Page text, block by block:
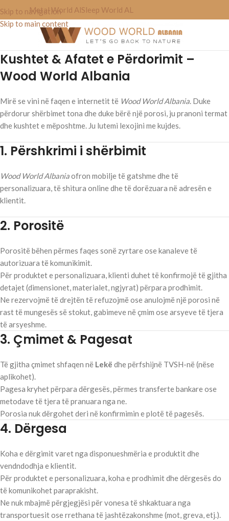
Skip to navigation
Skip to main content
Metal World AlSleep World AL
Kushtet & Afatet e Përdorimit –
Wood World Albania
Mirë se vini në faqen e internetit të Wood World Albania. Duke
përdorur shërbimet tona dhe duke bërë një porosi, ju pranoni termat
dhe kushtet e mëposhtme. Ju lutemi lexojini me kujdes.
1. Përshkrimi i shërbimit
Wood World Albaniaofron mobilje të gatshme dhe të
personalizuara, të shitura online dhe të dorëzuara në adresën e
klientit.
2. Porositë
Porositë bëhen përmes faqes sonë zyrtare ose kanaleve të
autorizuara të komunikimit.
Për produktet e personalizuara, klienti duhet të konfirmojë të gjitha
detajet (dimensionet, materialet, ngjyrat) përpara prodhimit.
Ne rezervojmë të drejtën të refuzojmë ose anulojmë një porosi në
rast të mungesës së stokut, gabimeve në çmim ose arsyeve të tjera
të arsyeshme.
3. Çmimet & Pagesat
Të gjitha çmimet shfaqen në Lekë dhe përfshijnë TVSH-në (nëse
aplikohet).
Pagesa kryhet përpara dërgesës, përmes transferte bankare ose
metodave të tjera të pranuara nga ne.
Porosia nuk dërgohet deri në konfirmimin e plotë të pagesës.
4. Dërgesa
Koha e dërgimit varet nga disponueshmëria e produktit dhe
vendndodhja e klientit.
Për produktet e personalizuara, koha e prodhimit dhe dërgesës do
të komunikohet paraprakisht.
Ne nuk mbajmë përgjegjësi për vonesa të shkaktuara nga
transportuesit ose rrethana të jashtëzakonshme (mot, greva, etj.).